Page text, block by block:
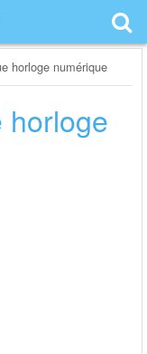
horloge numérique
horloge